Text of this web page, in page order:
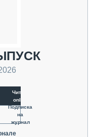
Читать
online
Подписка
на
журнал